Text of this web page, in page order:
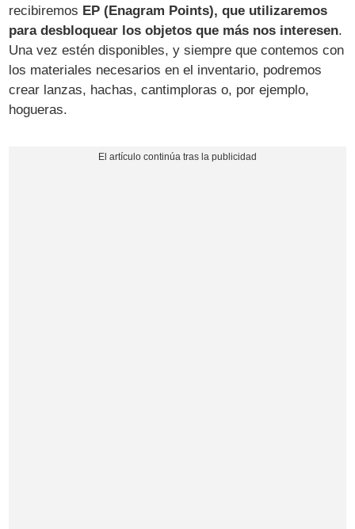
recibiremos EP (Enagram Points), que utilizaremos
para desbloquear los objetos que más nos interesen.
Una vez estén disponibles, y siempre que contemos con
los materiales necesarios en el inventario, podremos
crear lanzas, hachas, cantimploras o, por ejemplo,
hogueras.